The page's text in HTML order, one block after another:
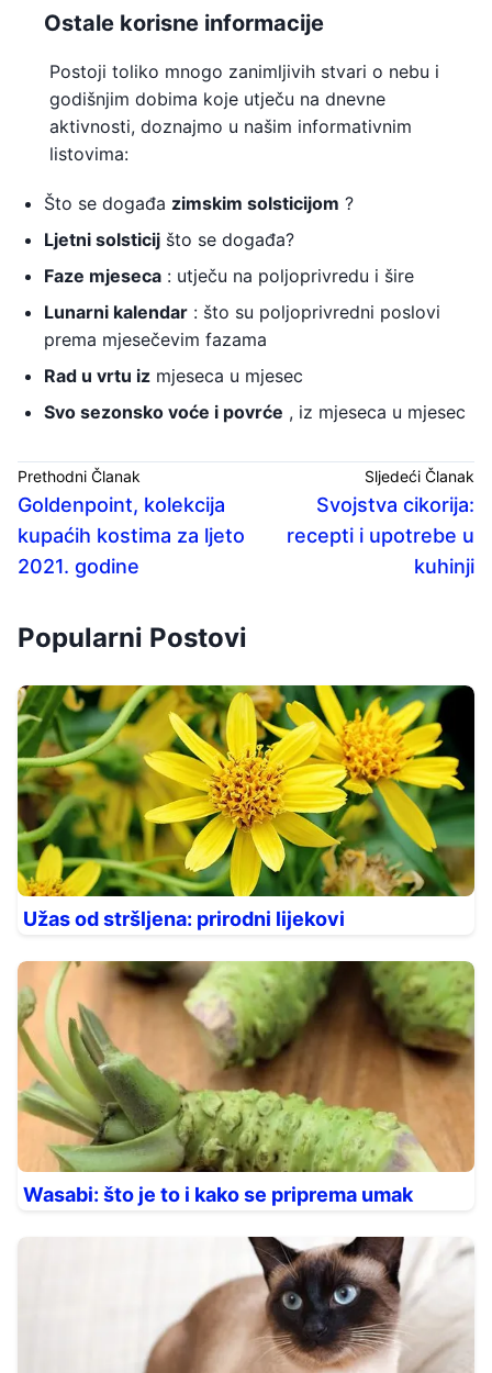
Ostale korisne informacije
Postoji toliko mnogo zanimljivih stvari o nebu i
godišnjim dobima koje utječu na dnevne
aktivnosti, doznajmo u našim informativnim
listovima:
Što se događa zimskim solsticijom ?
Ljetni solsticij što se događa?
Faze mjeseca : utječu na poljoprivredu i šire
Lunarni kalendar : što su poljoprivredni poslovi
prema mjesečevim fazama
Rad u vrtu iz mjeseca u mjesec
Svo sezonsko voće i povrće , iz mjeseca u mjesec
Prethodni Članak
Goldenpoint, kolekcija
kupaćih kostima za ljeto
2021. godine
Sljedeći Članak
Svojstva cikorija:
recepti i upotrebe u
kuhinji
Popularni Postovi
Užas od stršljena: prirodni lijekovi
Wasabi: što je to i kako se priprema umak